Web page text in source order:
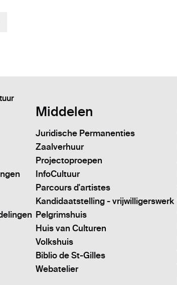
Middelen
Juridische Permanenties
Zaalverhuur
Projectoproepen
InfoCultuur
Parcours d'artistes
Kandidaatstelling - vrijwilligerswerk
Pelgrimshuis
Huis van Culturen
Volkshuis
Biblio de St-Gilles
Webatelier